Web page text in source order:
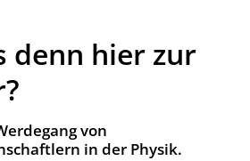
denn hier zur
von
in der Physik.